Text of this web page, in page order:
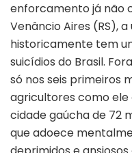
enforcamento já não
Venâncio Aires (RS),
historicamente tem
suicídios do Brasil.
só nos seis primeiros
agricultores como ele
cidade gaúcha de 72
que adoece